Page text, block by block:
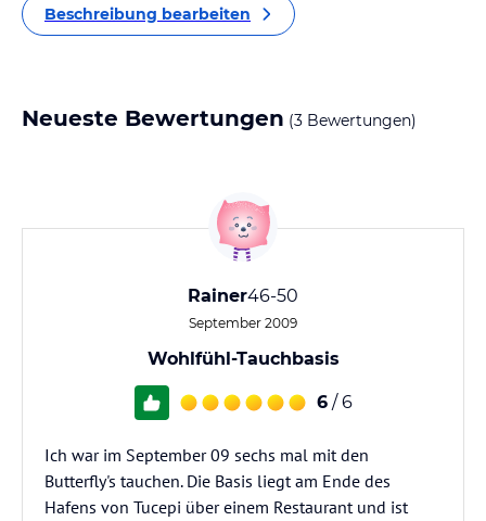
Beschreibung bearbeiten
Neueste Bewertungen (3 Bewertungen)
Rainer46-50
September 2009
Wohlfühl-Tauchbasis
6 / 6
Ich war im September 09 sechs mal mit den
Butterfly's tauchen. Die Basis liegt am Ende des
Hafens von Tucepi über einem Restaurant und ist